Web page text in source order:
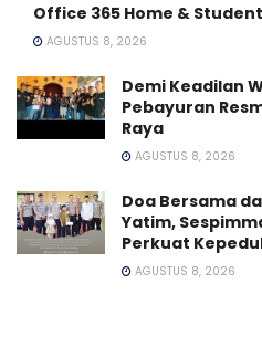
Office 365 Home &
AGUSTUS 8, 2026
Demi Keadilan
Pebayuran
Raya
AGUSTUS 8, 2026
Doa Bersama
Yatim,
Perkuat
AGUSTUS 8, 2026